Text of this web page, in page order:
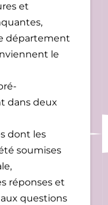
et
département
le
dans deux
dont les
soumises
réponses et
questions